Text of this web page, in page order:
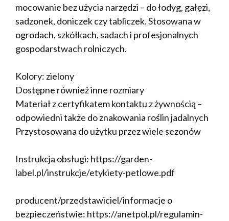
mocowanie bez użycia narzędzi – do łodyg, gałęzi,
sadzonek, doniczek czy tabliczek. Stosowana w
ogrodach, szkółkach, sadach i profesjonalnych
gospodarstwach rolniczych.
Kolory: zielony
Dostępne również inne rozmiary
Materiał z certyfikatem kontaktu z żywnością –
odpowiedni także do znakowania roślin jadalnych
Przystosowana do użytku przez wiele sezonów
Instrukcja obsługi: https://garden-
label.pl/instrukcje/etykiety-petlowe.pdf
producent/przedstawiciel/informacje o
bezpieczeństwie: https://anetpol.pl/regulamin-